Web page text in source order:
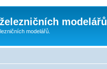
modelářů
modelářů.